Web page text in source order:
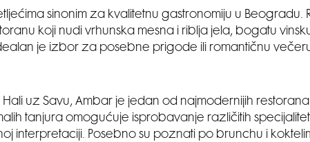
sinonim za kvalitetnu gastronomiju u Beogradu.
koji nudi vrhunska mesna i riblja jela, bogatu vinsku
je izbor za posebne prigode ili romantičnu
Hali uz Savu, Ambar je jedan od najmodernijih
tanjura omogućuje isprobavanje različitih
interpretaciji. Posebno su poznati po brunchu i